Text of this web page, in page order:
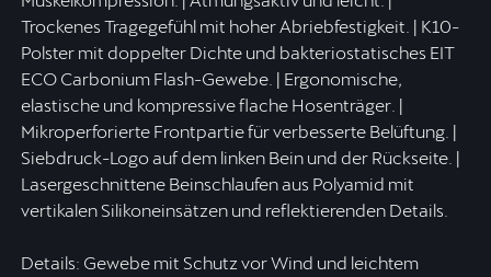
Trockenes Tragegefühl mit hoher Abriebfestigkeit. | K10-
Polster mit doppelter Dichte und bakteriostatisches EIT
ECO Carbonium Flash-Gewebe. | Ergonomische,
elastische und kompressive flache Hosenträger. |
Mikroperforierte Frontpartie für verbesserte Belüftung. |
Siebdruck-Logo auf dem linken Bein und der Rückseite. |
Lasergeschnittene Beinschlaufen aus Polyamid mit
vertikalen Silikoneinsätzen und reflektierenden Details.
Details: Gewebe mit Schutz vor Wind und leichtem